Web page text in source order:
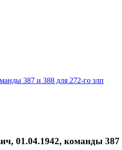
387 и 388 для 272-го злп
01.04.1942, команды